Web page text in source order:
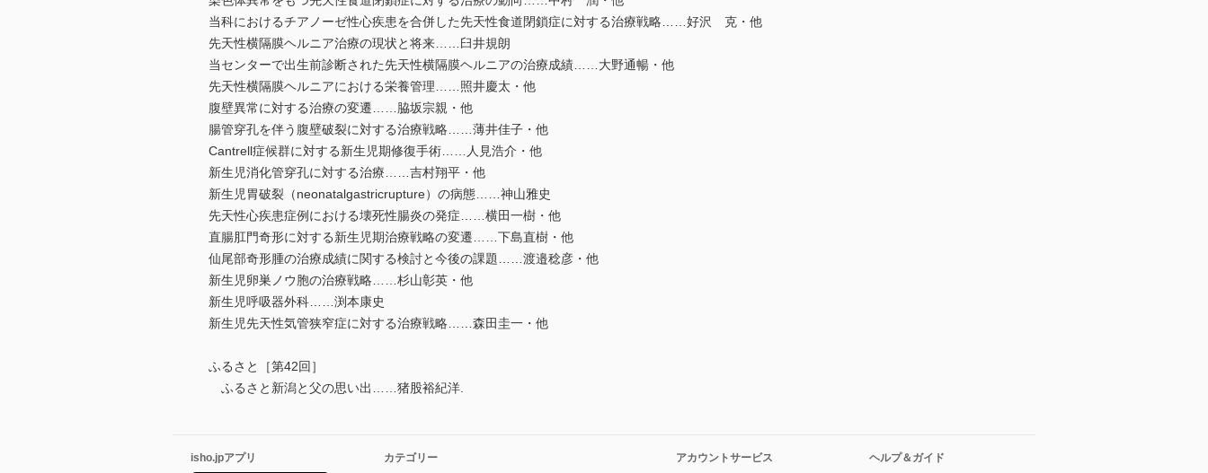
当科におけるチアノーゼ性心疾患を合併した先天性食道閉鎖症に対する治療戦略……好沢 克・他
先天性横隔膜ヘルニア治療の現状と将来……臼井規朗
当センターで出生前診断された先天性横隔膜ヘルニアの治療成績……大野通暢・他
先天性横隔膜ヘルニアにおける栄養管理……照井慶太・他
腹壁異常に対する治療の変遷……脇坂宗親・他
腸管穿孔を伴う腹壁破裂に対する治療戦略……薄井佳子・他
Cantrell症候群に対する新生児期修復手術……人見浩介・他
新生児消化管穿孔に対する治療……吉村翔平・他
新生児胃破裂（neonatalgastricrupture）の病態……神山雅史
先天性心疾患症例における壊死性腸炎の発症……横田一樹・他
直腸肛門奇形に対する新生児期治療戦略の変遷……下島直樹・他
仙尾部奇形腫の治療成績に関する検討と今後の課題……渡邉稔彦・他
新生児卵巣ノウ胞の治療戦略……杉山彰英・他
新生児呼吸器外科……渕本康史
新生児先天性気管狭窄症に対する治療戦略……森田圭一・他
ふるさと［第42回］
ふるさと新潟と父の思い出……猪股裕紀洋.
isho.jpアプリ カテゴリー アカウントサービス ヘルプ＆ガイド